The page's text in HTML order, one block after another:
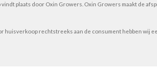
plaats door Oxin Growers. Oxin Growers maakt de
huisverkoop rechtstreeks aan de consument hebben wij